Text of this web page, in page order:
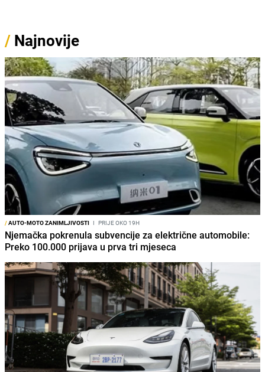
/ Najnovije
/AUTO-MOTO ZANIMLJIVOSTI I PRIJE OKO 19H
Njemačka pokrenula subvencije za električne automobile:
Preko 100.000 prijava u prva tri mjeseca